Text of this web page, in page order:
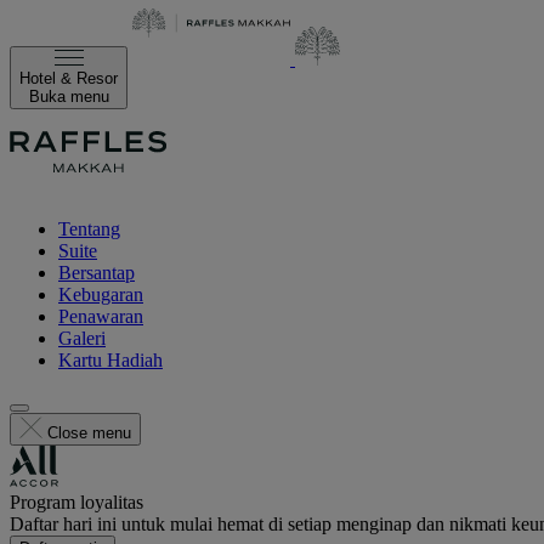
Hotel & Resor
Buka menu
Tentang
Suite
Bersantap
Kebugaran
Penawaran
Galeri
Kartu Hadiah
Close menu
Program loyalitas
Daftar hari ini untuk mulai hemat di setiap menginap dan nikmati